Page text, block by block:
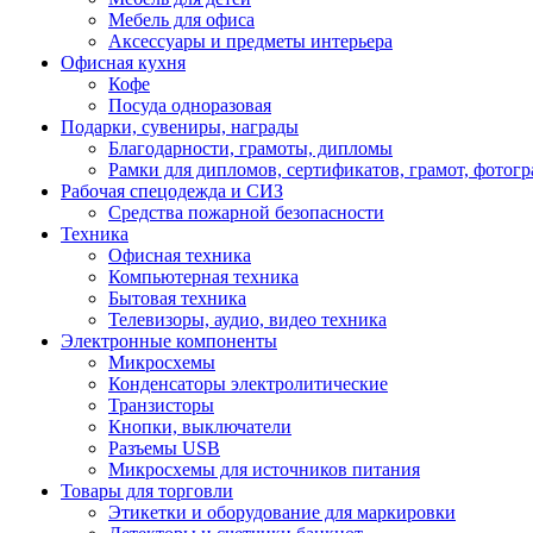
Мебель для офиса
Аксессуары и предметы интерьера
Офисная кухня
Кофе
Посуда одноразовая
Подарки, сувениры, награды
Благодарности, грамоты, дипломы
Рамки для дипломов, сертификатов, грамот,
Рабочая спецодежда и СИЗ
Средства пожарной безопасности
Техника
Офисная техника
Компьютерная техника
Бытовая техника
Телевизоры, аудио, видео техника
Электронные компоненты
Микросхемы
Конденсаторы электролитические
Транзисторы
Кнопки, выключатели
Разъемы USB
Микросхемы для источников питания
Товары для торговли
Этикетки и оборудование для маркировки